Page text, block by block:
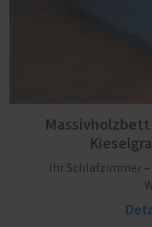
Massivholzbett
Ihr Schlafzimmer